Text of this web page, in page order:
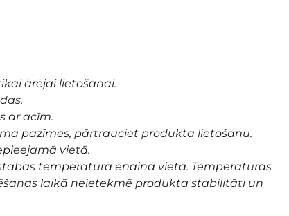
ārējai lietošanai.
ar acīm.
pazīmes, pārtrauciet produkta lietošanu.
vietā.
temperatūrā ēnainā vietā. Temperatūras
laikā neietekmē produkta stabilitāti un